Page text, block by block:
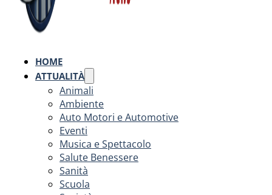
HOME
ATTUALITÀ
Animali
Ambiente
Auto Motori e Automotive
Eventi
Musica e Spettacolo
Salute Benessere
Sanità
Scuola